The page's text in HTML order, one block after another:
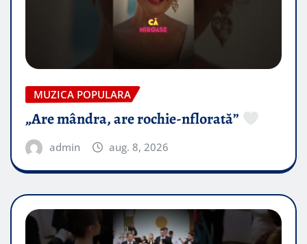
MUZICA POPULARA
„Are mândra, are rochie-nflorată”
admin aug. 8, 2026